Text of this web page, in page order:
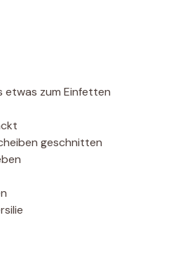
etwas zum Einfetten
geschnitten